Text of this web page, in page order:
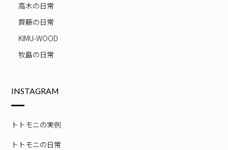
高木の日常
齊藤の日常
KIMU-WOOD
牧島の日常
INSTAGRAM
トトモニの実例
トトモニの日常